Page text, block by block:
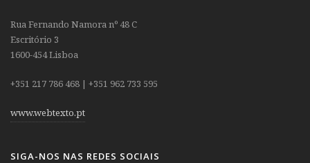
Rua Fernando Namora nº 48 C
Escritório 3
1600-454 Lisboa
+351 217 786 468 | +351 962 733 595
www.webtexto.pt
SIGA-NOS NAS REDES SOCIAIS